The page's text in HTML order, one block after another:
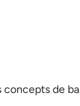
concepts de